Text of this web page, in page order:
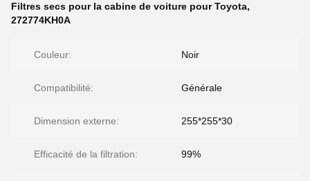
Filtres secs pour la cabine de voiture pour Toyota,
272774KH0A
Couleur: Noir
Compatibilité: Générale
Dimension externe: 255*255*30
Efficacité de la filtration: 99%